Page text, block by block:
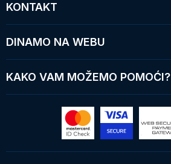
KONTAKT
DINAMO NA WEBU
KAKO VAM MOŽEMO POMOĆI?